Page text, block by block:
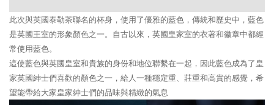
此次與英國泰勒茶聯名的杯身，使用了優雅的藍色，傳統和歷史中，藍色
是英國王室的形象顏色之一。自古以來，英國皇家室的衣著和徽章中都經
常使用藍色。
這使藍色與英國皇室和貴族的身份和地位聯繫在一起，因此藍色成為了皇
家英國紳士們喜歡的顏色之一，給人一種穩定重、莊重和高貴的感覺，希
望能帶給大家皇家紳士們的品味與精緻的氣息